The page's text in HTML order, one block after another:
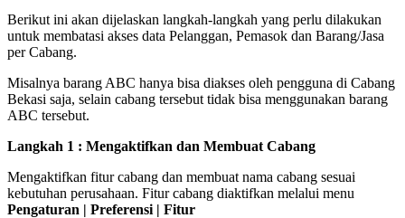
Berikut ini akan dijelaskan langkah-langkah yang perlu dilakukan
untuk membatasi akses data Pelanggan, Pemasok dan Barang/Jasa
per Cabang.
Misalnya barang ABC hanya bisa diakses oleh pengguna di Cabang
Bekasi saja, selain cabang tersebut tidak bisa menggunakan barang
ABC tersebut.
Langkah 1 : Mengaktifkan dan Membuat Cabang
Mengaktifkan fitur cabang dan membuat nama cabang sesuai
kebutuhan perusahaan. Fitur cabang diaktifkan melalui menu
Pengaturan | Preferensi | Fitur